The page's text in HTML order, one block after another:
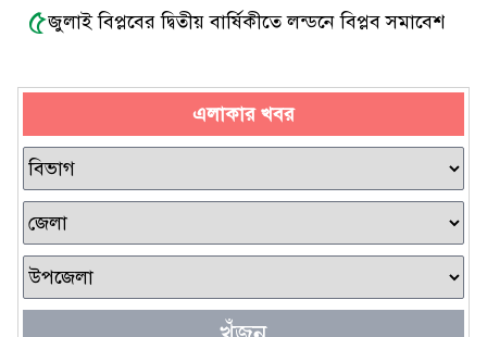
৫জুলাই বিপ্লবের দ্বিতীয় বার্ষিকীতে লন্ডনে বিপ্লব সমাবেশ
এলাকার খবর